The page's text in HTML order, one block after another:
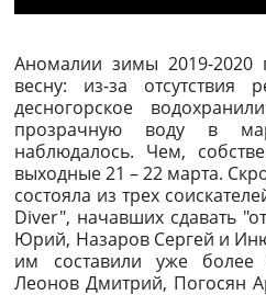
Аномалии зимы 2019-2020
весну: из-за отсутствия
десногорское
прозрачную воду в
наблюдалось. Чем,
выходные 21 – 22 марта.
состояла из трех
Diver", начавших сдавать
Юрий, Назаров Сергей и
им составили уже более
Леонов Дмитрий, Погосян